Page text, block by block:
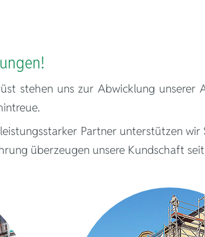
stehen uns zur Abwicklung
Partner unterstützen
überzeugen unsere Kundschaft